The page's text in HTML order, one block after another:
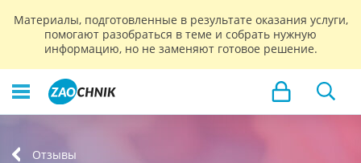
Материалы, подготовленные в результате оказания услуги,
помогают разобраться в теме и собрать нужную
информацию, но не заменяют готовое решение.
Отзывы